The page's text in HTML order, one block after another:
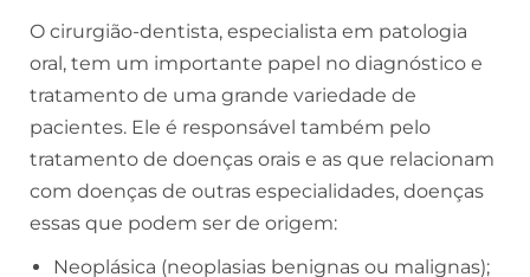
O cirurgião-dentista, especialista em patologia
oral, tem um importante papel no diagnóstico e
tratamento de uma grande variedade de
pacientes. Ele é responsável também pelo
tratamento de doenças orais e as que relacionam
com doenças de outras especialidades, doenças
essas que podem ser de origem:
Neoplásica (neoplasias benignas ou malignas);